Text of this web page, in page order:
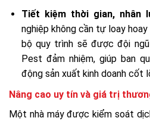
Tiết kiệm thời gian, nhân
nghiệp không cần tự loay
bộ quy trình sẽ được đội
Pest đảm nhiệm, giúp ban
động sản xuất kinh doanh cốt
Nâng cao uy tín và giá trị
Một nhà máy được kiểm soát